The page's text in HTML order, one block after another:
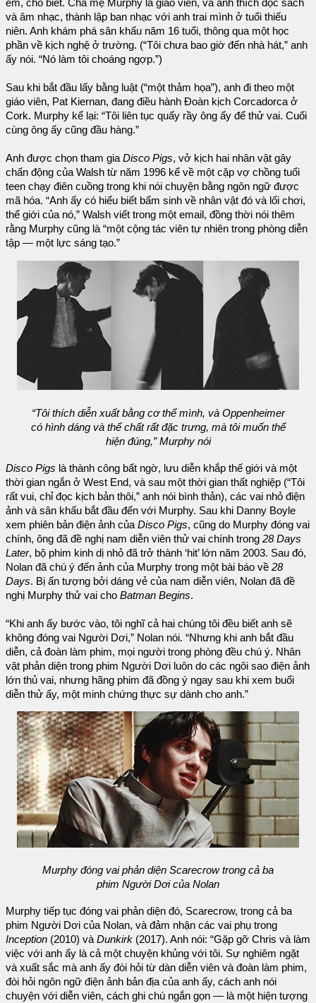
em, cho biết. Cha mẹ Murphy là giáo viên, và anh thích đọc sách
và âm nhạc, thành lập ban nhạc với anh trai mình ở tuổi thiếu
niên. Anh khám phá sân khấu năm 16 tuổi, thông qua một học
phần về kịch nghệ ở trường. (“Tôi chưa bao giờ đến nhà hát,” anh
ấy nói. “Nó làm tôi choáng ngợp.”)
Sau khi bắt đầu lấy bằng luật (“một thảm họa”), anh đi theo một
giáo viên, Pat Kiernan, đang điều hành Đoàn kịch Corcadorca ở
Cork. Murphy kể lại: “Tôi liên tục quấy rầy ông ấy để thử vai. Cuối
cùng ông ấy cũng đầu hàng.”
Anh được chọn tham giaDisco Pigs, vở kịch hai nhân vật gây
chấn động của Walsh từ năm 1996 kể về một cặp vợ chồng tuổi
teen chạy điên cuồng trong khi nói chuyện bằng ngôn ngữ được
mã hóa. “Anh ấy có hiểu biết bẩm sinh về nhân vật đó và lối chơi,
thế giới của nó,” Walsh viết trong một email, đồng thời nói thêm
rằng Murphy cũng là “một cộng tác viên tự nhiên trong phòng diễn
tập — một lực sáng tạo.”
“Tôi thích diễn xuất bằng cơ thể mình, và Oppenheimer
có hình dáng và thể chất rất đặc trưng, mà tôi muốn thể
hiện đúng,” Murphy nói
Disco Pigs là thành công bất ngờ, lưu diễn khắp thế giới và một
thời gian ngắn ở West End, và sau một thời gian thất nghiệp (“Tôi
rất vui, chỉ đọc kịch bản thôi,” anh nói bình thản), các vai nhỏ điện
ảnh và sân khấu bắt đầu đến với Murphy. Sau khi Danny Boyle
xem phiên bản điện ảnh của Disco Pigs, cũng do Murphy đóng vai
chính, ông đã đề nghị nam diễn viên thử vai chính trong 28 Days
Later, bộ phim kinh dị nhỏ đã trở thành ‘hit’ lớn năm 2003. Sau đó,
Nolan đã chú ý đến ảnh của Murphy trong một bài báo về 28
Days. Bị ấn tượng bởi dáng vẻ của nam diễn viên, Nolan đã đề
nghị Murphy thử vai cho Batman Begins.
“Khi anh ấy bước vào, tôi nghĩ cả hai chúng tôi đều biết anh sẽ
không đóng vai Người Dơi,” Nolan nói. “Nhưng khi anh bắt đầu
diễn, cả đoàn làm phim, mọi người trong phòng đều chú ý. Nhân
vật phản diện trong phim Người Dơi luôn do các ngôi sao điện ảnh
lớn thủ vai, nhưng hãng phim đã đồng ý ngay sau khi xem buổi
diễn thử ấy, một minh chứng thực sự dành cho anh.”
Murphy đóng vai phản diện Scarecrow trong cả ba
phim Người Dơi của Nolan
Murphy tiếp tục đóng vai phản diện đó, Scarecrow, trong cả ba
phim Người Dơi của Nolan, và đảm nhận các vai phụ trong
Inception (2010) và Dunkirk (2017). Anh nói: “Gặp gỡ Chris và làm
việc với anh ấy là cả một chuyện khủng với tôi. Sự nghiêm ngặt
và xuất sắc mà anh ấy đòi hỏi từ dàn diễn viên và đoàn làm phim,
đòi hỏi ngôn ngữ điện ảnh bản địa của anh ấy, cách anh nói
chuyện với diễn viên, cách ghi chú ngắn gọn — là một hiện tượng